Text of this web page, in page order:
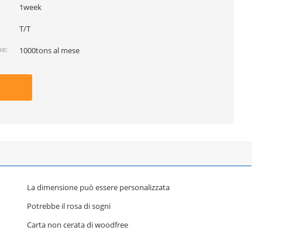
1week
T/T
1000tons al mese
La dimensione può essere personalizzata
Potrebbe il rosa di sogni
Carta non cerata di woodfree